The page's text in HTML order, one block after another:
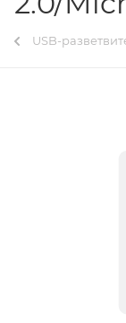
USB-